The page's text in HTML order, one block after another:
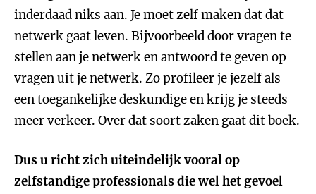
inderdaad niks aan. Je moet zelf maken dat dat
netwerk gaat leven. Bijvoorbeeld door vragen te
stellen aan je netwerk en antwoord te geven op
vragen uit je netwerk. Zo profileer je jezelf als
een toegankelijke deskundige en krijg je steeds
meer verkeer. Over dat soort zaken gaat dit boek.
Dus u richt zich uiteindelijk vooral op
zelfstandige professionals die wel het gevoel